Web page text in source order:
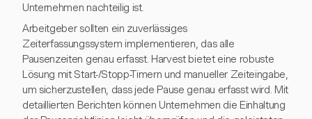
Unternehmen nachteilig ist.
Arbeitgeber sollten ein zuverlässiges
Zeiterfassungssystem implementieren, das alle
Pausenzeiten genau erfasst. Harvest bietet eine robuste
Lösung mit Start-/Stopp-Timern und manueller Zeiteingabe,
um sicherzustellen, dass jede Pause genau erfasst wird. Mit
detaillierten Berichten können Unternehmen die Einhaltung